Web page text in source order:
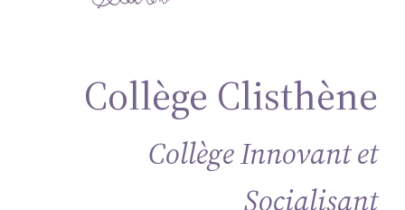
Collège Clisthène
Collège Innovant et
Socialisant